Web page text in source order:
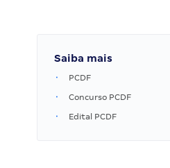
Saiba mais
PCDF
Concurso PCDF
Edital PCDF